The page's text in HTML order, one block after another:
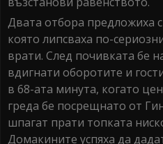
Двата отбора предложиха
която липсваха по-
врати. След почивката бе
вдигнати оборотите и
в 68-ата минута, когато
греда бе посрещнато от
шпагат прати топката
Домакините успяха да